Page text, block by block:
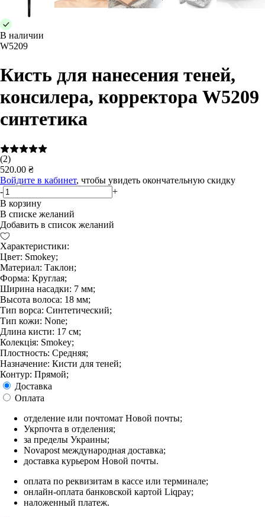
В наличии
W5209
Кисть для нанесения теней,
консилера, корректора W5209
синтетика
(2)
520.00 ₴
Войдите в кабинет, чтобы увидеть окончательную скидку
-
+
В корзину
В списке желаний
Добавить в список желаний
Характеристики:
Цвет: Smokey;
Материал: Таклон;
Форма: Круглая;
Ширина насадки: 7 мм;
Высота волоса: 18 мм;
Тип ворса: Синтетический;
Тип кожи: None;
Длина кисти: 17 см;
Колекція: Smokey;
Плостность: Средняя;
Назначение: Кисти для теней;
Контур: Прямой;
Доставка
Оплата
отделение или почтомат Новой почты;
Укрпочта в отделения;
за пределы Украины;
Novapost международная доставка;
доставка курьером Новой почты.
оплата по реквизитам в кассе или терминале;
онлайн-оплата банковской картой Liqpay;
наложенный платеж.